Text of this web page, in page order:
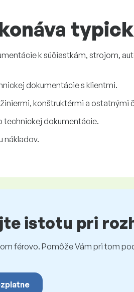
k súčiastkám, strojom,
dokumentácie s klientmi.
konštruktérmi a ostatnými
technickej dokumentácie.
nákladov.
istotu pri
férovo. Pomôže Vám pri tom